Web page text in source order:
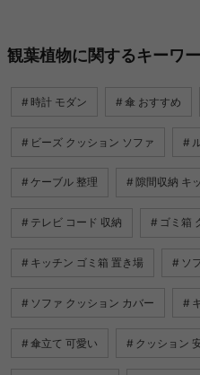
観葉植物に関するキーワ
時計 モダン 傘 おすすめ
ビーズ クッション ソファ
ケーブル 整理 隙間収納 キ
テレビ コード 収納 ゴミ箱
キッチン ゴミ箱 置き場 ソ
ソファ クッション カバー
傘立て 可愛い クッション